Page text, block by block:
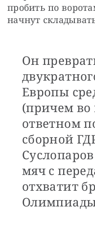
пробить по
начнут
Он
Европы
(причем во
ответном
сборной
мяч с
отхватит